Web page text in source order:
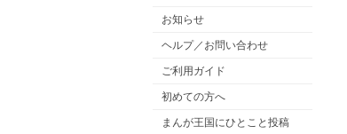
お知らせ
ヘルプ／お問い合わせ
ご利用ガイド
初めての方へ
まんが王国にひとこと投稿